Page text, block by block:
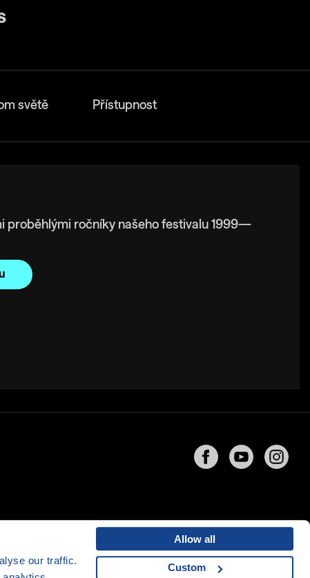
our traffic.
Allow all
Custom
světě Přístupnost
proběhlými ročníky našeho festivalu 1999—